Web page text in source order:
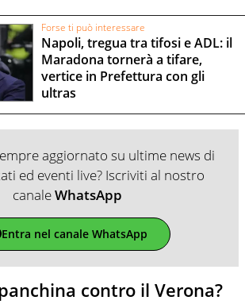
Forse ti può interessare
Napoli, tregua tra tifosi e ADL: il
Maradona tornerà a tifare,
vertice in Prefettura con gli
ultras
aggiornato su ultime news di
ed eventi live? Iscriviti al nostro
canaleWhatsApp
Entra nel canale WhatsApp
contro il Verona?